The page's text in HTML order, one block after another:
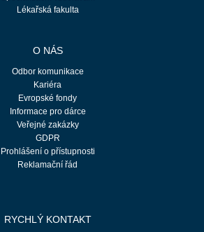
Lékařská fakulta
O NÁS
Odbor komunikace
Kariéra
Evropské fondy
Informace pro dárce
Veřejné zakázky
GDPR
Prohlášení o přístupnosti
Reklamační řád
RYCHLÝ KONTAKT